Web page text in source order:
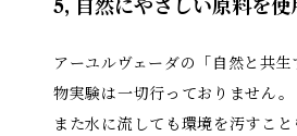
5, 自然にやさしい原料を使
アーユルヴェーダの「自然と共
物実験は一切行っておりません。
また水に流しても環境を汚すこと